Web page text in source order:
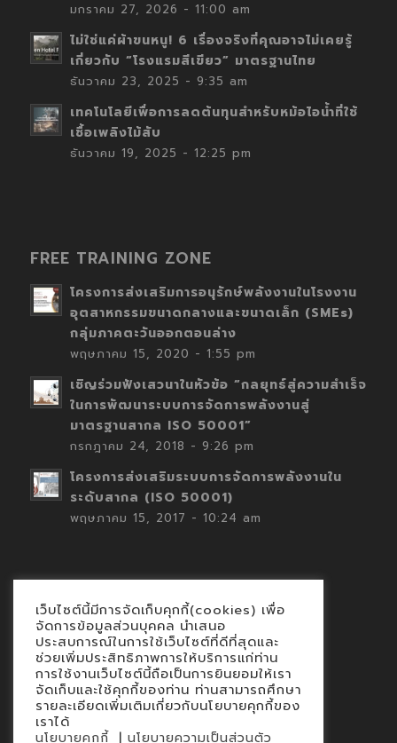
มกราคม 27, 2026 - 11:00 am
ไม่ใช่แค่ผ้าขนหนู! 6 เรื่องจริงที่คุณอาจไม่เคยรู้
เกี่ยวกับ “โรงแรมสีเขียว” มาตรฐานไทย
ธันวาคม 23, 2025 - 9:35 am
เทคโนโลยีเพื่อการลดต้นทุนสำหรับหม้อไอน้ำที่ใช้
เชื้อเพลิงไม้สับ
ธันวาคม 19, 2025 - 12:25 pm
FREE TRAINING ZONE
โครงการส่งเสริมการอนุรักษ์พลังงานในโรงงาน
อุตสาหกรรมขนาดกลางและขนาดเล็ก (SMEs)
กลุ่มภาคตะวันออกตอนล่าง
พฤษภาคม 15, 2020 - 1:55 pm
เชิญร่วมฟังเสวนาในหัวข้อ “กลยุทธ์สู่ความสำเร็จ
ในการพัฒนาระบบการจัดการพลังงานสู่
มาตรฐานสากล ISO 50001”
กรกฎาคม 24, 2018 - 9:26 pm
โครงการส่งเสริมระบบการจัดการพลังงานใน
ระดับสากล (ISO 50001)
พฤษภาคม 15, 2017 - 10:24 am
Contact
นโยบายคุกกี้
นโยบายข้อมูลส่วนบุคคล
เว็บไซต์นี้มีการจัดเก็บคุกกี้(cookies) เพื่อ
จัดการข้อมูลส่วนบุคคล นำเสนอ
ประสบการณ์ในการใช้เว็บไซต์ที่ดีที่สุดและ
ช่วยเพิ่มประสิทธิภาพการให้บริการแก่ท่าน
การใช้งานเว็บไซต์นี้ถือเป็นการยินยอมให้เรา
จัดเก็บและใช้คุกกี้ของท่าน ท่านสามารถศึกษา
รายละเอียดเพิ่มเติมเกี่ยวกับนโยบายคุกกี้ของ
เราได้
นโยบายคุกกี้ | นโยบายความเป็นส่วนตัว